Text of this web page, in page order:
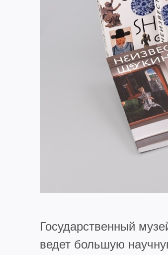
Государственный
ведет большую